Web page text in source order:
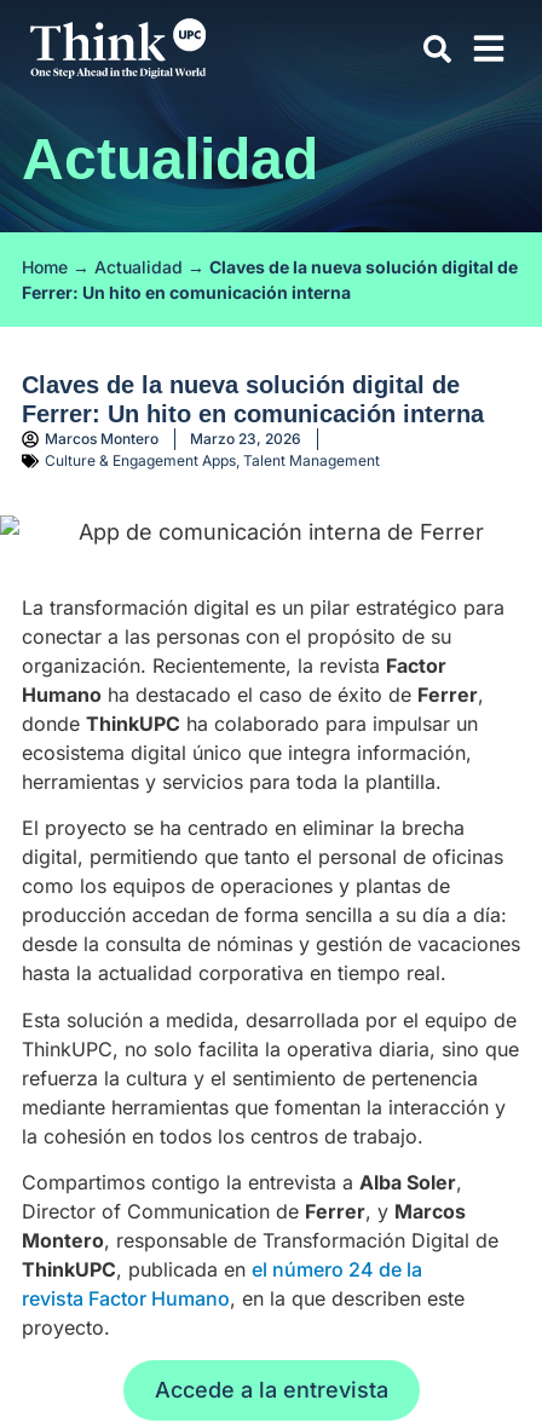
Actualidad
Home → Actualidad → Claves de la nueva solución digital de
Ferrer: Un hito en comunicación interna
Claves de la nueva solución digital de
Ferrer: Un hito en comunicación interna
Marcos Montero
Marzo 23, 2026
Culture & Engagement Apps, Talent Management
La transformación digital es un pilar estratégico para
conectar a las personas con el propósito de su
organización. Recientemente, la revista Factor
Humano ha destacado el caso de éxito de Ferrer,
donde ThinkUPC ha colaborado para impulsar un
ecosistema digital único que integra información,
herramientas y servicios para toda la plantilla.
El proyecto se ha centrado en eliminar la brecha
digital, permitiendo que tanto el personal de oficinas
como los equipos de operaciones y plantas de
producción accedan de forma sencilla a su día a día:
desde la consulta de nóminas y gestión de vacaciones
hasta la actualidad corporativa en tiempo real.
Esta solución a medida, desarrollada por el equipo de
ThinkUPC, no solo facilita la operativa diaria, sino que
refuerza la cultura y el sentimiento de pertenencia
mediante herramientas que fomentan la interacción y
la cohesión en todos los centros de trabajo.
Compartimos contigo la entrevista a Alba Soler,
Director of Communication de Ferrer, y Marcos
Montero, responsable de Transformación Digital de
ThinkUPC, publicada en el número 24 de la
revista Factor Humano, en la que describen este
proyecto.
Accede a la entrevista